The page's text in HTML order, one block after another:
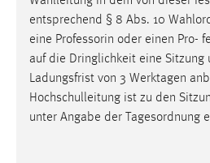
entsprechend § 8 Abs. 10
eine Professorin oder einen Pro-
auf die Dringlichkeit eine Sitzung
Ladungsfrist von 3 Werktagen
Hochschulleitung ist zu den
unter Angabe der Tagesordnung
Plattformen anzeigen zu
externen Medien Cookies
YouTube
Vimeo